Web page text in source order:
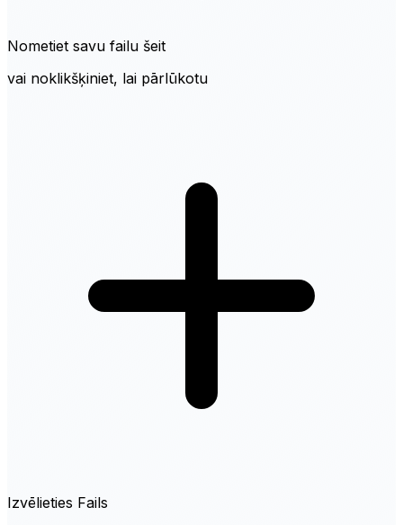
Nometiet savu failu šeit
vai noklikšķiniet, lai pārlūkotu
Izvēlieties Fails